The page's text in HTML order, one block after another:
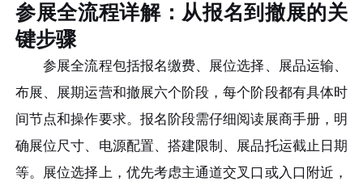
参展全流程详解：从报名到撤展的关
键步骤
参展全流程包括报名缴费、展位选择、展品运输、
布展、展期运营和撤展六个阶段，每个阶段都有具体时
间节点和操作要求。报名阶段需仔细阅读展商手册，明
确展位尺寸、电源配置、搭建限制、展品托运截止日期
等。展位选择上，优先考虑主通道交叉口或入口附近，